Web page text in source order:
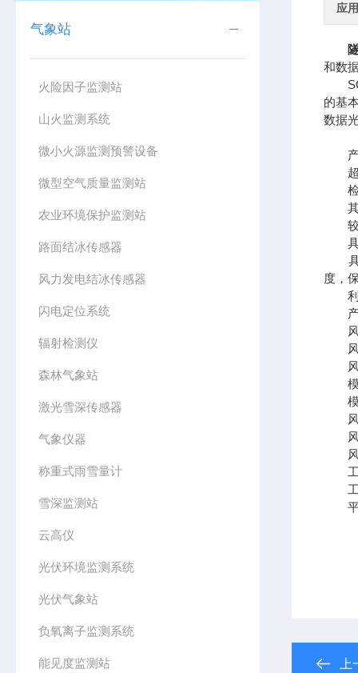
气象站
火险因子监测站
山火监测系统
微小火源监测预警设备
微型空气质量监测站
农业环境保护监测站
路面结冰传感器
风力发电结冰传感器
闪电定位系统
辐射检测仪
森林气象站
激光雪深传感器
气象仪器
称重式雨雪量计
雪深监测站
云高仪
光伏环境监测系统
光伏气象站
负氧离子监测系统
能见度监测站
应
和数
的基
数据
产
超
检
其
较传
具有
具有
度，
利用
产
风
风
风
模
模
风
风
风
工
工
平